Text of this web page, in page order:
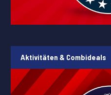
Aktivitäten & Combideals